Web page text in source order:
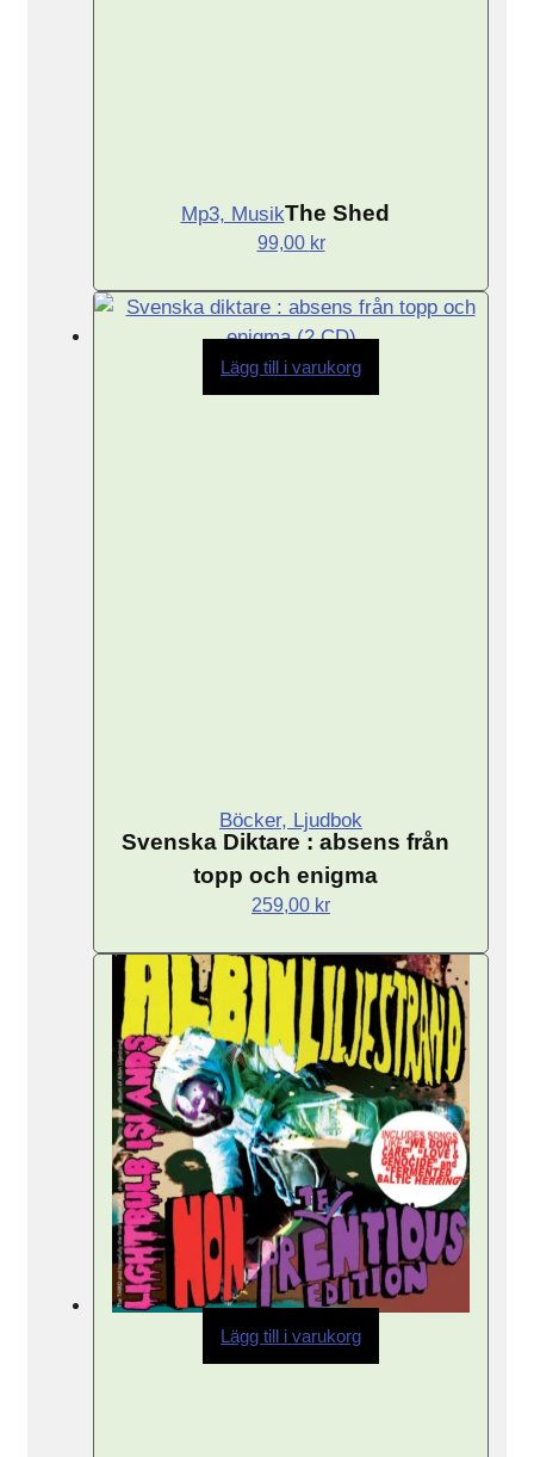
Mp3, MusikThe Shed
99,00 kr
Lägg till i varukorg
Böcker, Ljudbok
Svenska Diktare : absens från
topp och enigma
259,00 kr
Lägg till i varukorg